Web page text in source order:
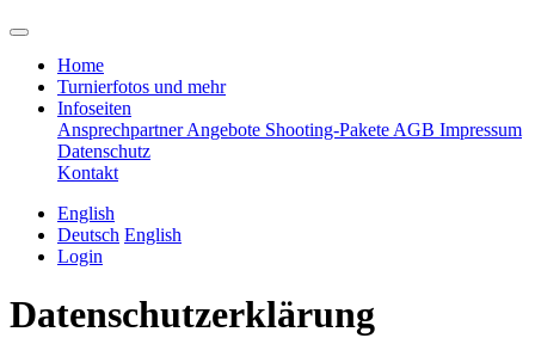
Home
Turnierfotos und mehr
Infoseiten
AnsprechpartnerAngebote Shooting-Pakete AGB Impressum
Datenschutz
Kontakt
English
Deutsch English
Login
Datenschutzerklärung